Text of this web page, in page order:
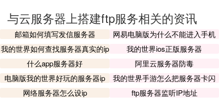
您好，因云服务器ECS 服务商只提供虚拟化的硬件
和操作系统，如需安装网站、FTP等应用服务则需要
用户自行配置。
至于如何配置？
请问您安装的操作系统是什么？是Windows系列的，
还是Linux系列的？
请问您是否会使用服务器系列的操作系统配置应用？
是有具备一定专业知识的技术人员？还是新手上路？
与云服务器上搭建ftp服务相关的资讯
邮箱如何填写发信服务器
网易电脑版为什么不能进入手机
服务器
我的世界如何查找服务器真实的ip
我的世界ios正版服务器
什么app服务器好
阿里云服务器防毒
电脑版我的世界好玩的服务器ip
我的世界手游怎么把服务器卡闪
退
网络服务器怎么设ip ftp服务器监听IP地址